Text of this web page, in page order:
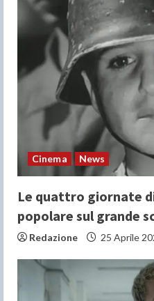
Cinema News
Le quattro giornate
popolare sul grande
Redazione 25 Aprile